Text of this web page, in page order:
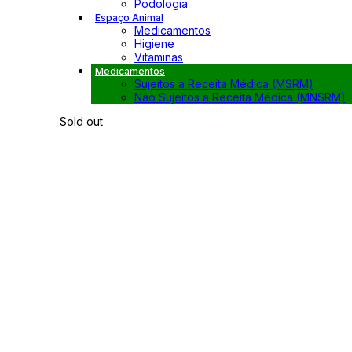
Podologia
Espaço Animal
Medicamentos
Higiene
Vitaminas
Medicamentos
Sujeitos a Receita Médica (MSRM)
Não Sujeitos a Receita Médica (MNSRM)
Sold out